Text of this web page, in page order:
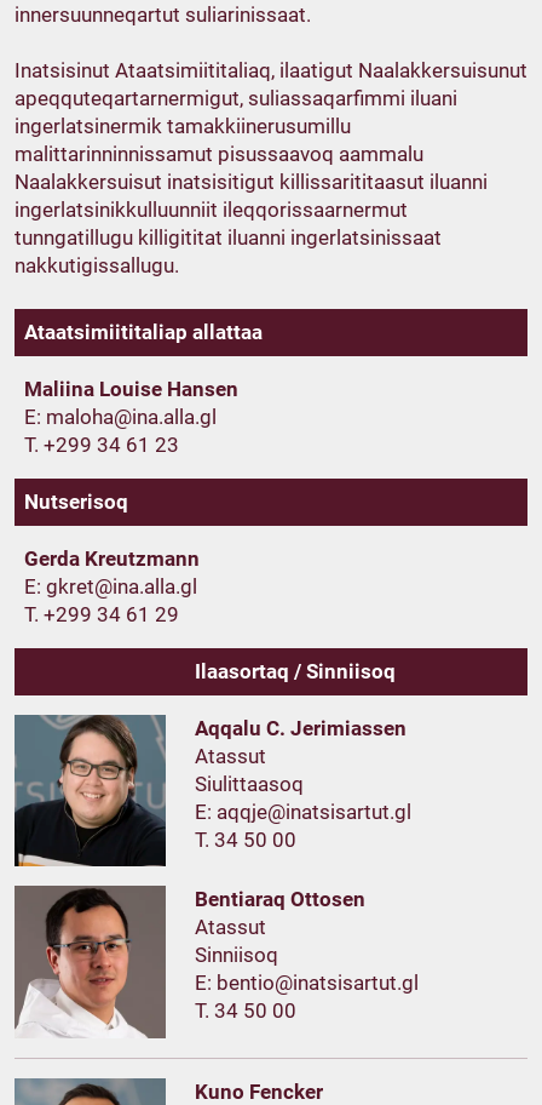
innersuunneqartut suliari­nissaat.
Inatsisinut Ataatsimiititaliaq, ilaatigut Naalakkersuisunut
apeqquteqartarner­migut, suliassaqarfimmi iluani
ingerlatsinermik tamakkiinerusumillu
malittarinninnissamut pisussaavoq aammalu
Naalakkersuisut inatsisitigut killissarititaasut iluanni
ingerlatsinikkulluun­niit ileqqorissaarnermut
tunngatillugu killigititat iluanni ingerlatsinissaat
nakkutigissallugu.
Ataatsimiititaliap allattaa
Maliina Louise Hansen
E:
T. +299 34 61 23
Nutserisoq
Gerda Kreutzmann
E:
T. +299 34 61 29
Ilaasortaq / Sinniisoq
Aqqalu C. Jerimiassen
Atassut
Siulittaasoq
E:
T. 34 50 00
Bentiaraq Ottosen
Atassut
Sinniisoq
E:
T. 34 50 00
Kuno Fencker